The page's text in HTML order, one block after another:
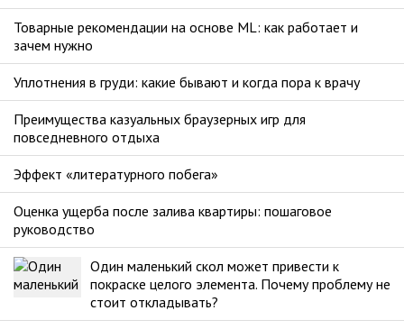
Товарные рекомендации на основе ML: как работает и
зачем нужно
Уплотнения в груди: какие бывают и когда пора к врачу
Преимущества казуальных браузерных игр для
повседневного отдыха
Эффект «литературного побега»
Оценка ущерба после залива квартиры: пошаговое
руководство
Один маленький скол может привести к
покраске целого элемента. Почему проблему не
стоит откладывать?